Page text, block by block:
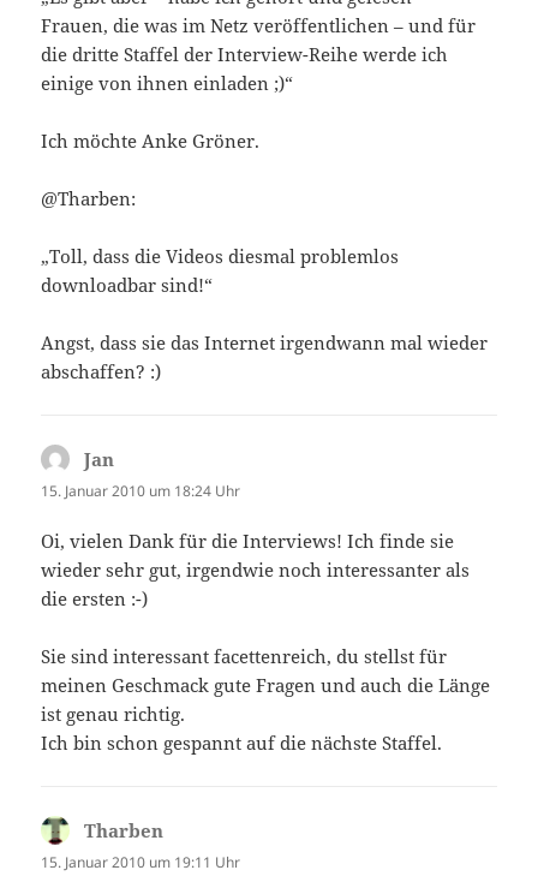
Frauen, die was im Netz veröffentlichen – und für
die dritte Staffel der Interview-Reihe werde ich
einige von ihnen einladen ;)“
Ich möchte Anke Gröner.
@Tharben:
„Toll, dass die Videos diesmal problemlos
downloadbar sind!“
Angst, dass sie das Internet irgendwann mal wieder
abschaffen? :)
Jan
15. Januar 2010 um 18:24 Uhr
Oi, vielen Dank für die Interviews! Ich finde sie
wieder sehr gut, irgendwie noch interessanter als
die ersten :-)
Sie sind interessant facettenreich, du stellst für
meinen Geschmack gute Fragen und auch die Länge
ist genau richtig.
Ich bin schon gespannt auf die nächste Staffel.
Tharben
15. Januar 2010 um 19:11 Uhr